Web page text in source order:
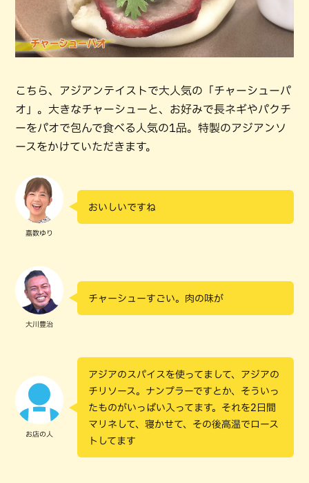
こちら、アジアンテイストで大人気の「チャーシューパ
オ」。大きなチャーシューと、お好みで長ネギやパクチ
ーをパオで包んで食べる人気の1品。特製のアジアンソ
ースをかけていただきます。
嘉数ゆり
おいしいですね
大川豊治
チャーシューすごい。肉の味が
お店の人
アジアのスパイスを使ってまして、アジアの
チリソース。ナンプラーですとか、そういっ
たものがいっぱい入ってます。それを2日間
マリネして、寝かせて、その後高温でロース
トしてます